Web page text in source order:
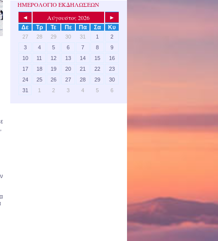
ΗΜΕΡΟΛΟΓΙΟ ΕΚΔΗΛΩΣΕΩΝ
◄ Αύγουστος 2026
►
Δε
Τρ Τε Πε Πα Σα Κυ
27 28 29 30 31 1
2
3
4 5 6 7 8
9
10
11 12 13 14 15
16
17
18 19 20 21 22
23
24
25 26 27 28 29
30
31
1 2 3 4 5 6